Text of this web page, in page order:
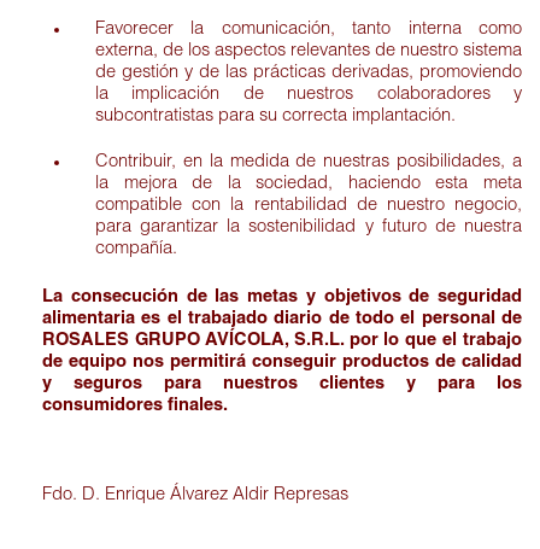
Favorecer la comunicación, tanto interna como
externa, de los aspectos relevantes de nuestro sistema
de gestión y de las prácticas derivadas, promoviendo
la implicación de nuestros colaboradores y
subcontratistas para su correcta implantación.
Contribuir, en la medida de nuestras posibilidades, a
la mejora de la sociedad, haciendo esta meta
compatible con la rentabilidad de nuestro negocio,
para garantizar la sostenibilidad y futuro de nuestra
compañía.
La consecución de las metas y objetivos de seguridad
alimentaria es el trabajado diario de todo el personal de
ROSALES GRUPO AVÍCOLA, S.R.L. por lo que el trabajo
de equipo nos permitirá conseguir productos de calidad
y seguros para nuestros clientes y para los
consumidores finales.
Fdo. D. Enrique Álvarez Aldir Represas